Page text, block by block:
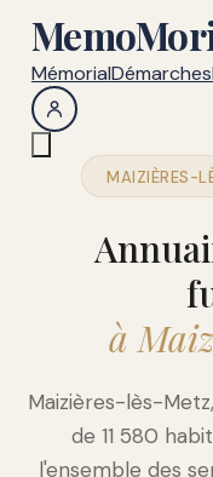
MémorialDémarches
MAIZIÈRES-
à
Maizières-lès-
de 11 580
l'ensemble des